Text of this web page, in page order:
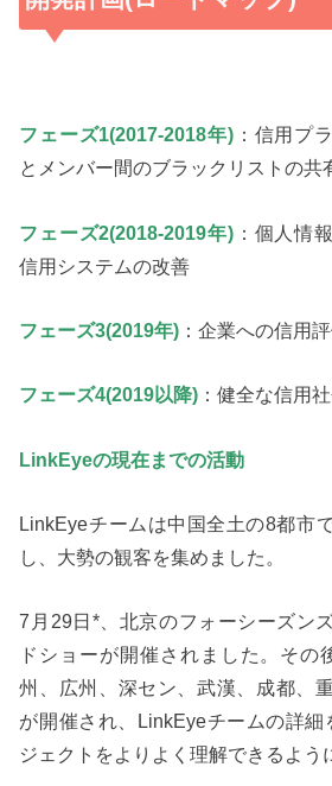
フェーズ1(2017-2018年) ：信用プ
とメンバー間のブラックリストの共
フェーズ2(2018-2019年) ：個人情
信用システムの改善
フェーズ3(2019年) ：企業への信用
フェーズ4(2019以降) ：健全な信用
LinkEyeの現在までの活動
LinkEyeチームは中国全土の8都市
し、大勢の観客を集めました。
7月29日*、北京のフォーシーズン
ドショーが開催されました。その
州、広州、深セン、武漢、成都、
が開催され、LinkEyeチームの詳細
ジェクトをよりよく理解できるよう